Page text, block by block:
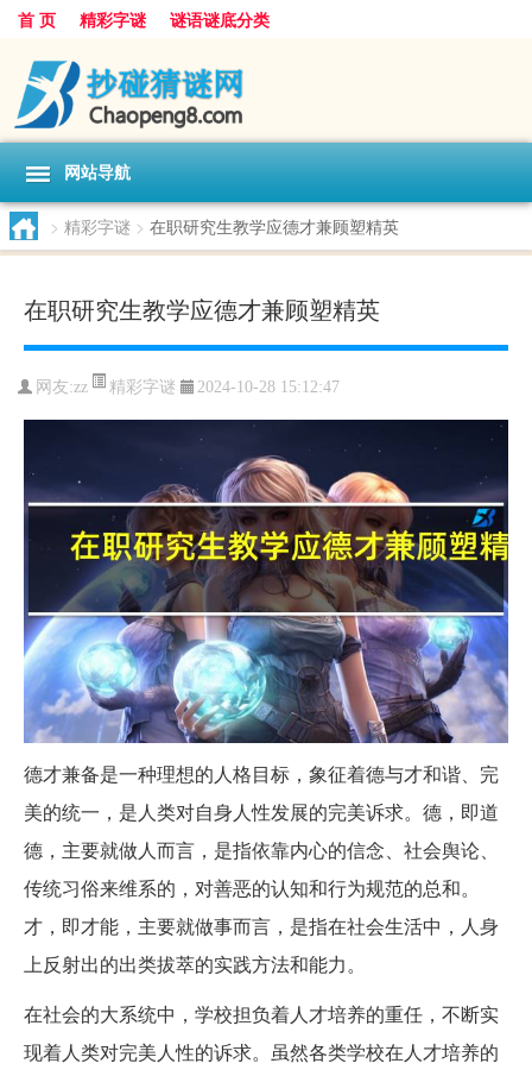
首 页 精彩字谜 谜语谜底分类
网站导航
> 精彩字谜 > 在职研究生教学应德才兼顾塑精英
在职研究生教学应德才兼顾塑精英
网友:zz 精彩字谜 2024-10-28 15:12:47
德才兼备是一种理想的人格目标，象征着德与才和谐、完
美的统一，是人类对自身人性发展的完美诉求。德，即道
德，主要就做人而言，是指依靠内心的信念、社会舆论、
传统习俗来维系的，对善恶的认知和行为规范的总和。
才，即才能，主要就做事而言，是指在社会生活中，人身
上反射出的出类拔萃的实践方法和能力。
在社会的大系统中，学校担负着人才培养的重任，不断实
现着人类对完美人性的诉求。虽然各类学校在人才培养的